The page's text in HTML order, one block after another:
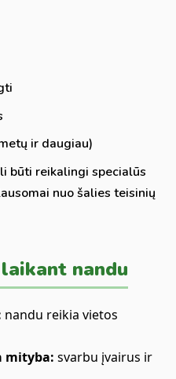
ir daugiau)
būti reikalingi specialūs
nuo šalies teisinių
nandu
nandu reikia vietos
mityba: svarbu įvairus ir